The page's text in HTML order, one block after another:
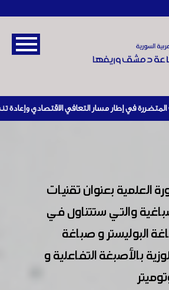
العلمية بعنوان تقنيات
والتي ستتناول في
البوليستر و صباغة
بالأصبغة التفاعلية و